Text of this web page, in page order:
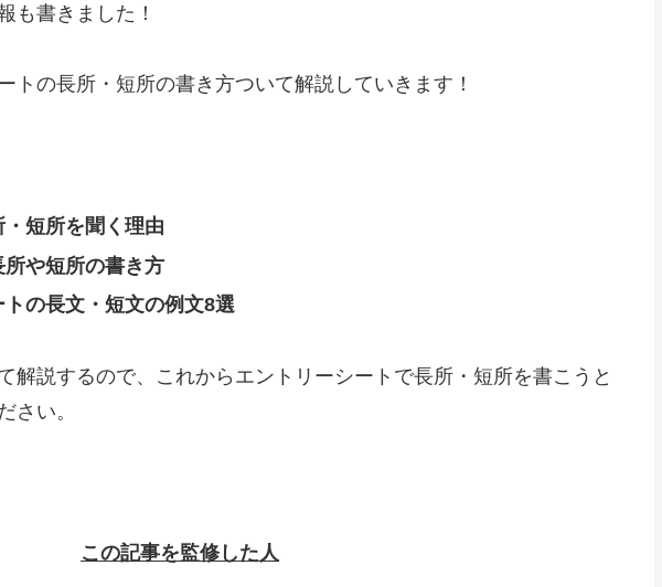
も書きました！
トの長所・短所の書き方ついて解説していきます！
短所を聞く理由
や短所の書き方
トの長文・短文の例文8選
解説するので、これからエントリーシートで長所・短所を書こうと
さい。
この記事を監修した人